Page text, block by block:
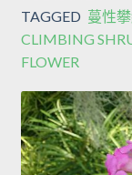
TAGGED 蔓性
CLIMBING
FLOWER